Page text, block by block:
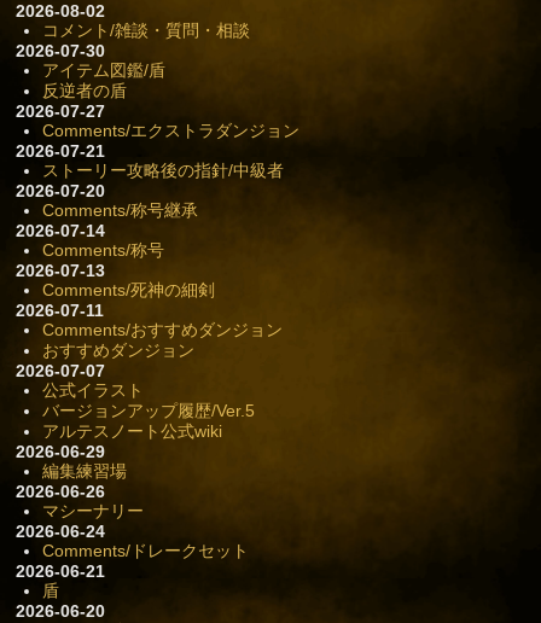
2026-08-02
コメント/雑談・質問・相談
2026-07-30
アイテム図鑑/盾
反逆者の盾
2026-07-27
Comments/エクストラダンジョン
2026-07-21
ストーリー攻略後の指針/中級者
2026-07-20
Comments/称号継承
2026-07-14
Comments/称号
2026-07-13
Comments/死神の細剣
2026-07-11
Comments/おすすめダンジョン
おすすめダンジョン
2026-07-07
公式イラスト
バージョンアップ履歴/Ver.5
アルテスノート公式wiki
2026-06-29
編集練習場
2026-06-26
マシーナリー
2026-06-24
Comments/ドレークセット
2026-06-21
盾
2026-06-20